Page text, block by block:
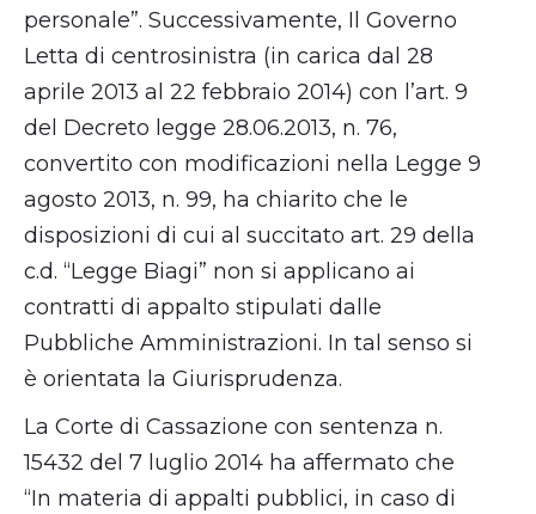
personale”. Successivamente, Il Governo
Letta di centrosinistra (in carica dal 28
aprile 2013 al 22 febbraio 2014) con l’art. 9
del Decreto legge 28.06.2013, n. 76,
convertito con modificazioni nella Legge 9
agosto 2013, n. 99, ha chiarito che le
disposizioni di cui al succitato art. 29 della
c.d. “Legge Biagi” non si applicano ai
contratti di appalto stipulati dalle
Pubbliche Amministrazioni. In tal senso si
è orientata la Giurisprudenza.
La Corte di Cassazione con sentenza n.
15432 del 7 luglio 2014 ha affermato che
“In materia di appalti pubblici, in caso di